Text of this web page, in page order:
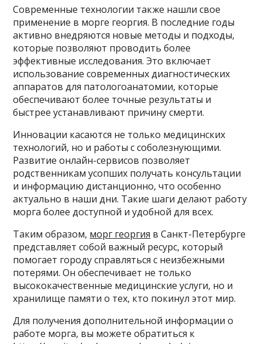
Современные технологии также нашли свое
применение в морге георгия. В последние годы
активно внедряются новые методы и подходы,
которые позволяют проводить более
эффективные исследования. Это включает
использование современных диагностических
аппаратов для патологоанатомии, которые
обеспечивают более точные результаты и
быстрее устанавливают причину смерти.
Инновации касаются не только медицинских
технологий, но и работы с соболезнующими.
Развитие онлайн-сервисов позволяет
родственникам усопших получать консультации
и информацию дистанционно, что особенно
актуально в наши дни. Такие шаги делают работу
морга более доступной и удобной для всех.
Таким образом, морг георгия в Санкт-Петербурге
представляет собой важный ресурс, который
помогает городу справляться с неизбежными
потерями. Он обеспечивает не только
высококачественные медицинские услуги, но и
хранилище памяти о тех, кто покинул этот мир.
Для получения дополнительной информации о
работе морга, вы можете обратиться к